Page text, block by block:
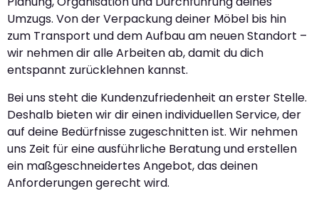
Umzugs. Von der Verpackung deiner Möbel bis hin
zum Transport und dem Aufbau am neuen Standort –
wir nehmen dir alle Arbeiten ab, damit du dich
entspannt zurücklehnen kannst.
Bei uns steht die Kundenzufriedenheit an erster Stelle.
Deshalb bieten wir dir einen individuellen Service, der
auf deine Bedürfnisse zugeschnitten ist. Wir nehmen
uns Zeit für eine ausführliche Beratung und erstellen
ein maßgeschneidertes Angebot, das deinen
Anforderungen gerecht wird.